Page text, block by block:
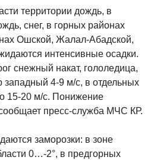
территории дождь, в
снег, в горных районах
Ошской, Жалал-Абадской,
интенсивные осадки.
снежный накат, гололедица,
4-9 м/с, в отдельных
15-20 м/с. Понижение
пресс-служба МЧС КР.
заморозки: в зоне
0…-2°, в предгорных